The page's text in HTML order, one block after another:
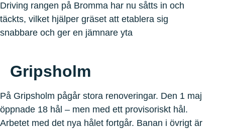
Driving rangen på Bromma har nu såtts in och
täckts, vilket hjälper gräset att etablera sig
snabbare och ger en jämnare yta
Gripsholm
På Gripsholm pågår stora renoveringar. Den 1 maj
öppnade 18 hål – men med ett provisoriskt hål.
Arbetet med det nya hålet fortgår. Banan i övrigt är